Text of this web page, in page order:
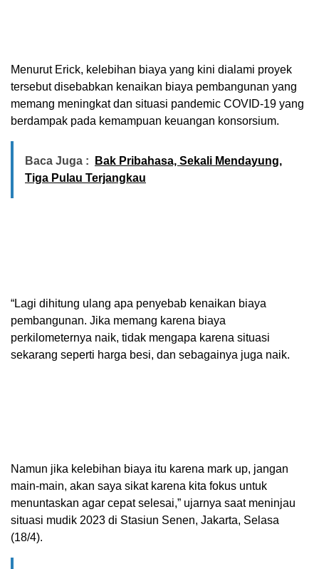
Menurut Erick, kelebihan biaya yang kini dialami proyek
tersebut disebabkan kenaikan biaya pembangunan yang
memang meningkat dan situasi pandemic COVID-19 yang
berdampak pada kemampuan keuangan konsorsium.
Baca Juga :
Bak Pribahasa, Sekali Mendayung,
Tiga Pulau Terjangkau
“Lagi dihitung ulang apa penyebab kenaikan biaya
pembangunan. Jika memang karena biaya
perkilometernya naik, tidak mengapa karena situasi
sekarang seperti harga besi, dan sebagainya juga naik.
Namun jika kelebihan biaya itu karena mark up, jangan
main-main, akan saya sikat karena kita fokus untuk
menuntaskan agar cepat selesai,” ujarnya saat meninjau
situasi mudik 2023 di Stasiun Senen, Jakarta, Selasa
(18/4).